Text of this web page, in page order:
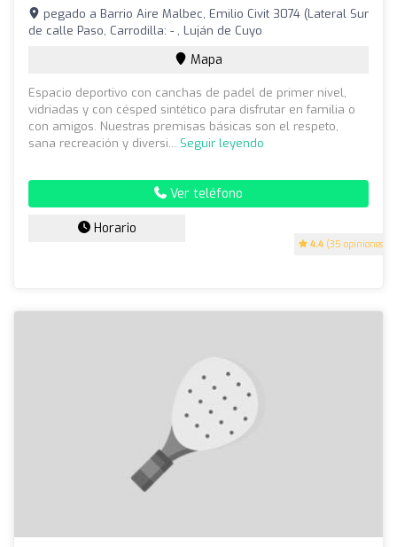
4.4 (35 opiniones)
pegado a Barrio Aire Malbec, Emilio Civit 3074 (Lateral Sur
de calle Paso, Carrodilla: - , Luján de Cuyo
Mapa
Espacio deportivo con canchas de padel de primer nivel,
vidriadas y con césped sintético para disfrutar en familia o
con amigos. Nuestras premisas básicas son el respeto,
sana recreación y diversi... Seguir leyendo
Ver teléfono
Horario